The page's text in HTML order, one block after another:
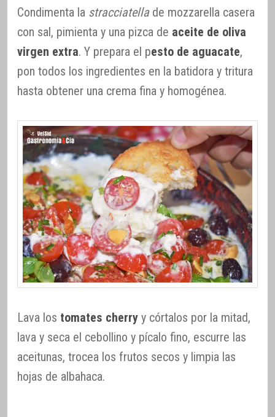
Condimenta la stracciatellade mozzarella casera
con sal, pimienta y una pizca de aceite de oliva
virgen extra. Y prepara el pesto de aguacate,
pon todos los ingredientes en la batidora y tritura
hasta obtener una crema fina y homogénea.
Lava los tomates cherry y córtalos por la mitad,
lava y seca el cebollino y pícalo fino, escurre las
aceitunas, trocea los frutos secos y limpia las
hojas de albahaca.